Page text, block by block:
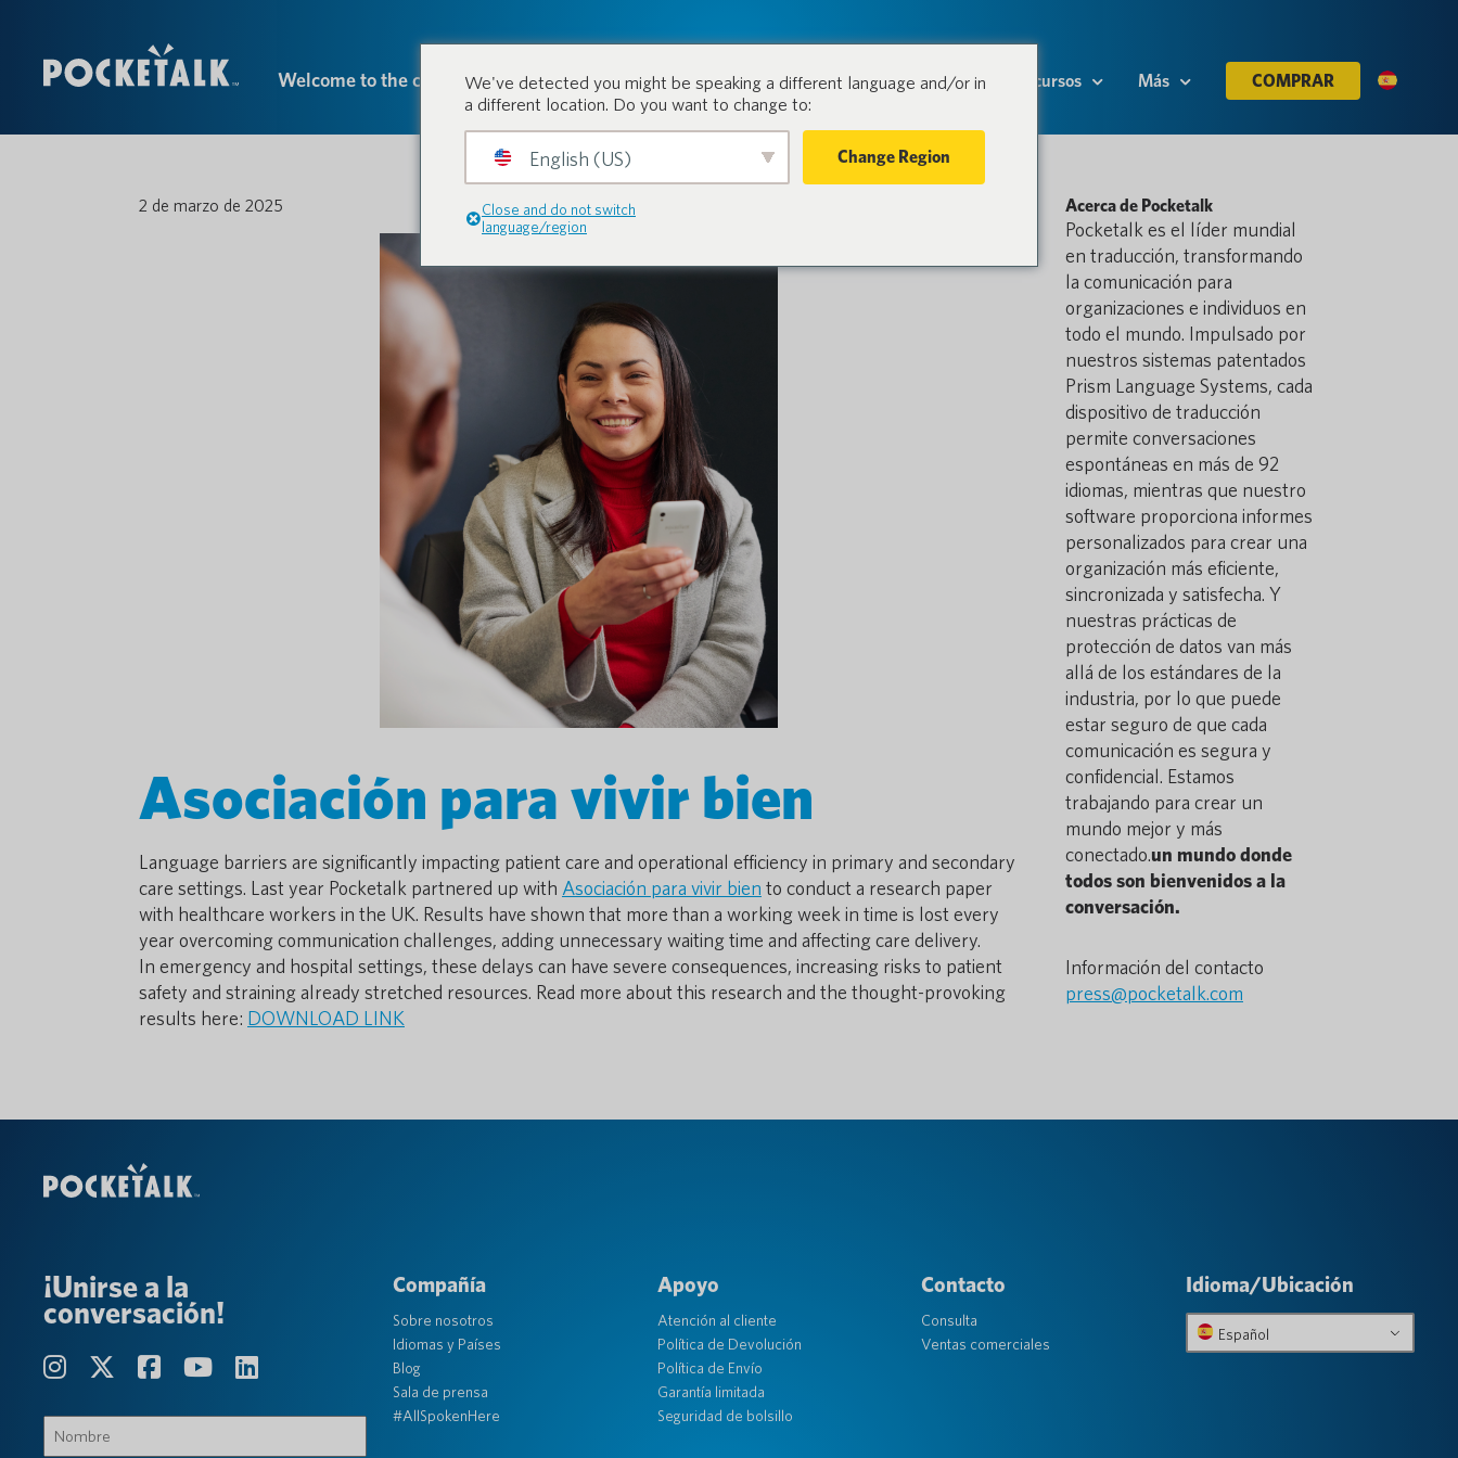
Welcome to the conversation. Productos Industrias Recursos Más COMPRAR
2 de marzo de 2025
Asociación para vivir bien
Language barriers are significantly impacting patient care and operational efficiency in primary and secondary
care settings. Last year Pocketalk partnered up with Asociación para vivir bien to conduct a research paper
with healthcare workers in the UK. Results have shown that more than a working week in time is lost every
year overcoming communication challenges, adding unnecessary waiting time and affecting care delivery.
In emergency and hospital settings, these delays can have severe consequences, increasing risks to patient
safety and straining already stretched resources. Read more about this research and the thought-provoking
results here: DOWNLOAD LINK
Acerca de Pocketalk
Pocketalk es el líder mundial
en traducción, transformando
la comunicación para
organizaciones e individuos en
todo el mundo. Impulsado por
nuestros sistemas patentados
Prism Language Systems, cada
dispositivo de traducción
permite conversaciones
espontáneas en más de 92
idiomas, mientras que nuestro
software proporciona informes
personalizados para crear una
organización más eficiente,
sincronizada y satisfecha. Y
nuestras prácticas de
protección de datos van más
allá de los estándares de la
industria, por lo que puede
estar seguro de que cada
comunicación es segura y
confidencial. Estamos
trabajando para crear un
mundo mejor y más
conectado.un mundo donde
todos son bienvenidos a la
conversación.
Información del contacto
press@pocketalk.com
¡Unirse a la
conversación!
Nombre
(Requerido)
Compañía
Sobre nosotros
Idiomas y Países
Blog
Sala de prensa
#AllSpokenHere
Apoyo
Atención al cliente
Política de Devolución
Política de Envío
Garantía limitada
Seguridad de bolsillo
Contacto
Consulta
Ventas comerciales
Idioma/Ubicación
Español
We've detected you might be speaking a different language and/or in
a different location. Do you want to change to:
English (US) Change Region
Close and do not switch
language/region